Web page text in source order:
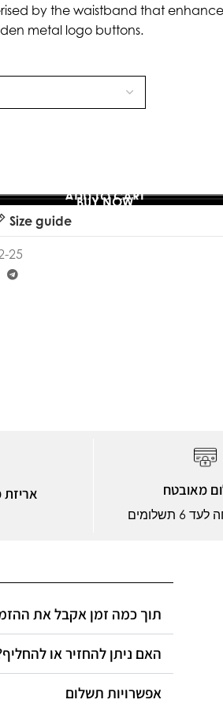
by the waistband that
metal logo buttons.
ADD TO CART
BUY NOW
Size guide
25
אריזת מאובטח
תשלומים
תוך כמה זמן אקבל את
האם ניתן להחזיר או
אפשרויות תשלום